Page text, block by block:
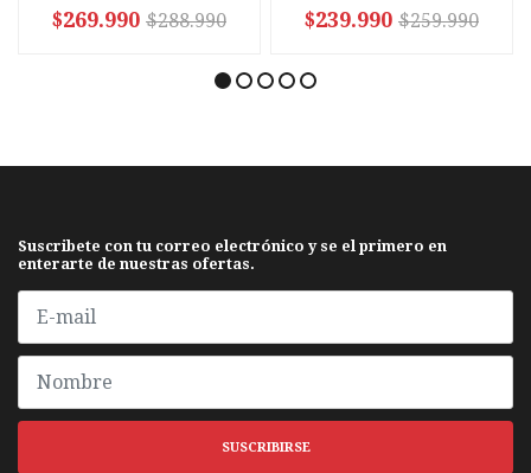
$269.990 $288.990 $239.990 $259.990
Suscribete con tu correo electrónico y se el primero en
enterarte de nuestras ofertas.
SUSCRIBIRSE